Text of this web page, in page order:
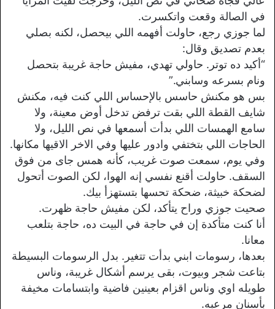
في الصالة وقعت واتكسرت.
لما جوزي رجع، حاولت أفهمه اللي بيحصل، لكنه بصلي
بعدم تصديق وقال:
“أكيد ده توتر. حاولي تهدي، مفيش حاجة غريبة بتحصل
ونام بسرعه وسابني.”
بس هو مكنش حاسس بالإحساس اللي كنت فيه، مكنش
شايف القطة اللي بقت ترفض تدخل أوض معينة، ولا
سامع الهمسات اللي بدأت أسمعها في نص الليل، ولا
الحاجات اللي بتختفي وادور عليها وفي الاخر الاقيها مكانها.
وفي يوم، سمعت صوت غريب، كأنه همس جاى من فوق
السقف. حاولت أقنع نفسي إنه الهوا، لكن الصوت أتحول
لضحكة خبيثة، ضحكة تحسها بتستهزأ بيك.
صحيت جوزي وراح يتأكد، لكن مفيش حاجة ظهرت.
أنا كنت متأكدة إن في حاجة في البيت ده، حاجة بتلعب
معانا.
بعدها، رسومات ابني بدأت تتغير. بدل الرسومات البسيطة
بتاعت شجر وبيوت، بقى يرسم أشكال غريبة، وناس
طويله اوي وناس اقزام بعينين فاضية وابتسامات مخيفة
بأسنان مرعبه.